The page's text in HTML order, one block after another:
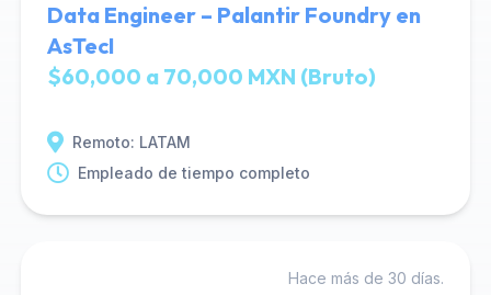
Data Engineer – Palantir Foundry en
AsTecI
$60,000 a 70,000 MXN (Bruto)
Remoto: LATAM
Empleado de tiempo completo
Hace más de 30 días.